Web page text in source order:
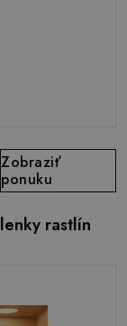
Zobraziť
ponuku
rastlín